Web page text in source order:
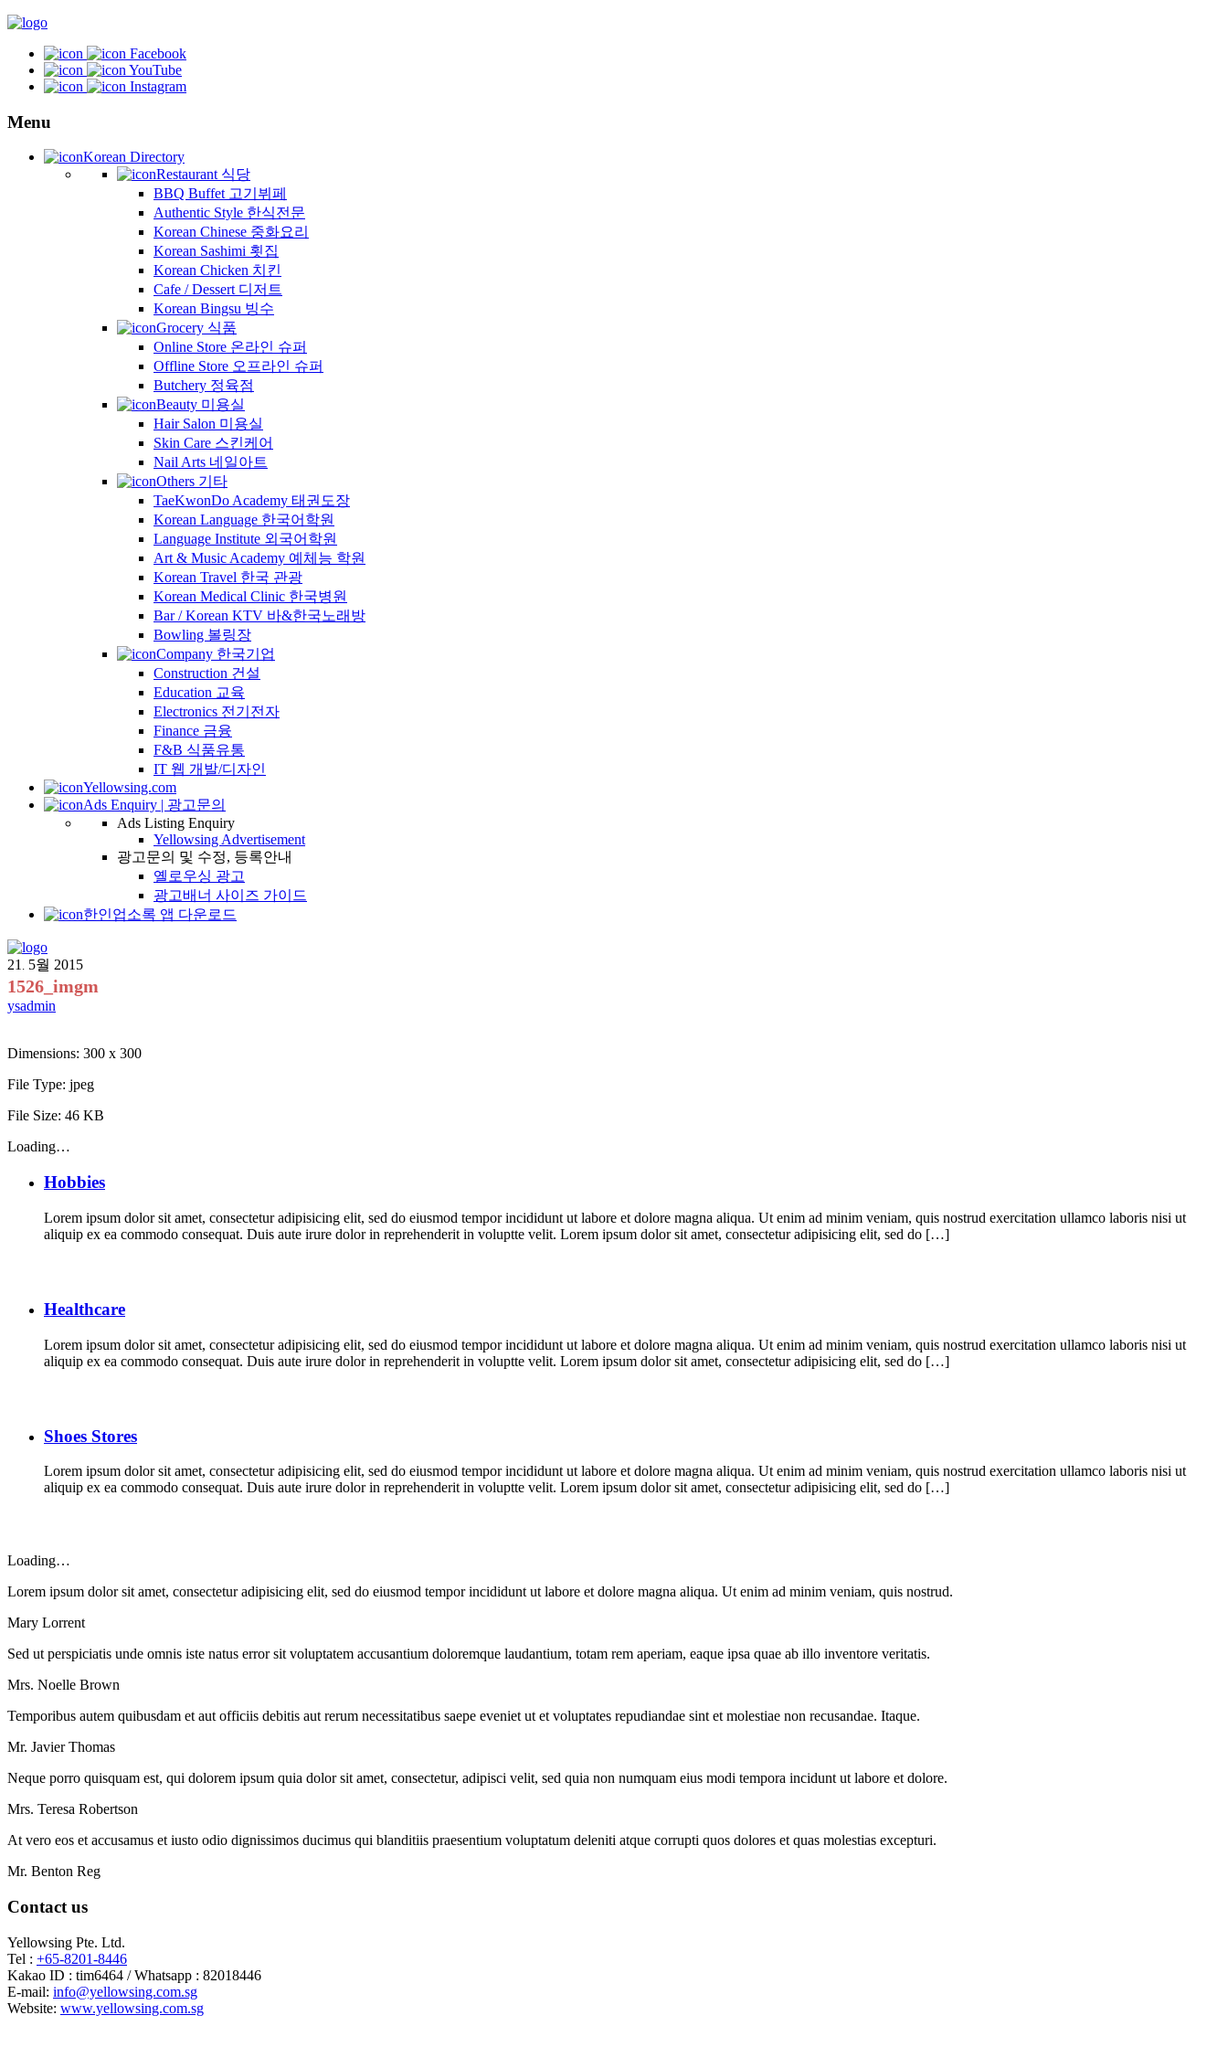
Facebook
YouTube
Instagram
Menu
Korean Directory
Restaurant 식당
BBQ Buffet 고기뷔페
Authentic Style 한식전문
Korean Chinese 중화요리
Korean Sashimi 횟집
Korean Chicken 치킨
Cafe / Dessert 디저트
Korean Bingsu 빙수
Grocery 식품
Online Store 온라인 슈퍼
Offline Store 오프라인 슈퍼
Butchery 정육점
Beauty 미용실
Hair Salon 미용실
Skin Care 스킨케어
Nail Arts 네일아트
Others 기타
TaeKwonDo Academy 태권도장
Korean Language 한국어학원
Language Institute 외국어학원
Art & Music Academy 예체능 학원
Korean Travel 한국 관광
Korean Medical Clinic 한국병원
Bar / Korean KTV 바&한국노래방
Bowling 볼링장
Company 한국기업
Construction 건설
Education 교육
Electronics 전기전자
Finance 금융
F&B 식품유통
IT 웹 개발/디자인
Yellowsing.com
Ads Enquiry | 광고문의
Ads Listing Enquiry
Yellowsing Advertisement
광고문의 및 수정, 등록안내
옐로우싱 광고
광고배너 사이즈 가이드
한인업소록 앱 다운로드
21. 5월 2015
1526_imgm
ysadmin
Dimensions: 300 x 300
File Type: jpeg
File Size: 46 KB
Loading…
Hobbies
Lorem ipsum dolor sit amet, consectetur adipisicing elit, sed do eiusmod tempor incididunt ut labore et dolore magna aliqua. Ut enim ad minim veniam, quis nostrud exercitation ullamco laboris nisi ut
aliquip ex ea commodo consequat. Duis aute irure dolor in reprehenderit in voluptte velit. Lorem ipsum dolor sit amet, consectetur adipisicing elit, sed do […]
Healthcare
Lorem ipsum dolor sit amet, consectetur adipisicing elit, sed do eiusmod tempor incididunt ut labore et dolore magna aliqua. Ut enim ad minim veniam, quis nostrud exercitation ullamco laboris nisi ut
aliquip ex ea commodo consequat. Duis aute irure dolor in reprehenderit in voluptte velit. Lorem ipsum dolor sit amet, consectetur adipisicing elit, sed do […]
Shoes Stores
Lorem ipsum dolor sit amet, consectetur adipisicing elit, sed do eiusmod tempor incididunt ut labore et dolore magna aliqua. Ut enim ad minim veniam, quis nostrud exercitation ullamco laboris nisi ut
aliquip ex ea commodo consequat. Duis aute irure dolor in reprehenderit in voluptte velit. Lorem ipsum dolor sit amet, consectetur adipisicing elit, sed do […]
Loading…
Lorem ipsum dolor sit amet, consectetur adipisicing elit, sed do eiusmod tempor incididunt ut labore et dolore magna aliqua. Ut enim ad minim veniam, quis nostrud.
Mary Lorrent
Sed ut perspiciatis unde omnis iste natus error sit voluptatem accusantium doloremque laudantium, totam rem aperiam, eaque ipsa quae ab illo inventore veritatis.
Mrs. Noelle Brown
Temporibus autem quibusdam et aut officiis debitis aut rerum necessitatibus saepe eveniet ut et voluptates repudiandae sint et molestiae non recusandae. Itaque.
Mr. Javier Thomas
Neque porro quisquam est, qui dolorem ipsum quia dolor sit amet, consectetur, adipisci velit, sed quia non numquam eius modi tempora incidunt ut labore et dolore.
Mrs. Teresa Robertson
At vero eos et accusamus et iusto odio dignissimos ducimus qui blanditiis praesentium voluptatum deleniti atque corrupti quos dolores et quas molestias excepturi.
Mr. Benton Reg
Contact us
Yellowsing Pte. Ltd.
Tel : +65-8201-8446
Kakao ID : tim6464 / Whatsapp : 82018446
E-mail: info@yellowsing.com.sg
Website: www.yellowsing.com.sg